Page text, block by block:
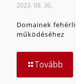
2023. 08. 30.
Domainek
működéséhez
Tovább